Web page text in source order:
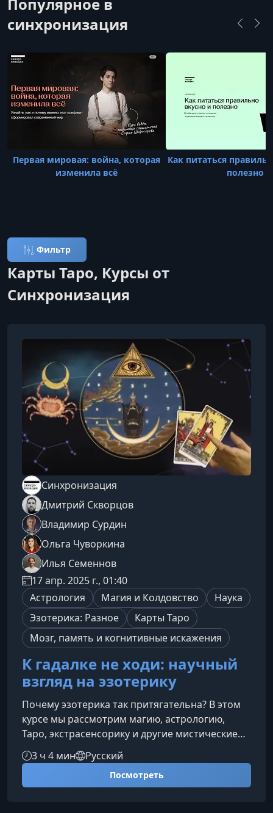
синхронизация
Первая мировая: война, которая
изменила всё
Как питаться
полезно
Фильтр
Карты Таро, Курсы от
Синхронизация
Синхронизация
Дмитрий Скворцов
Владимир Сурдин
Ольга Чуворкина
Илья Семеннов
17 апр. 2025 г., 01:40
Астрология
Магия и Колдовство
Наука
Эзотерика: Разное
Карты Таро
Мозг, память и когнитивные искажения
К гадалке не ходи: научный
взгляд на эзотерику
Почему эзотерика так притягательна? В этом
курсе мы рассмотрим магию, астрологию,
Таро, экстрасенсорику и другие мистические
практики с научной точки зрения. Вы узнаете,
какие психологические механизмы стоят за
верой в сверхъестественное, как отличить
научный подход от псевдонауки и какие
3 ч 4 мин Русский
Посмотреть